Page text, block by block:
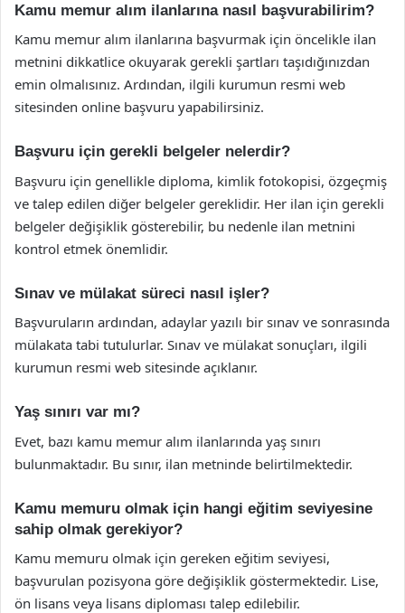
Kamu memur alım ilanlarına nasıl başvurabilirim?
Kamu memur alım ilanlarına başvurmak için öncelikle ilan
metnini dikkatlice okuyarak gerekli şartları taşıdığınızdan
emin olmalısınız. Ardından, ilgili kurumun resmi web
sitesinden online başvuru yapabilirsiniz.
Başvuru için gerekli belgeler nelerdir?
Başvuru için genellikle diploma, kimlik fotokopisi, özgeçmiş
ve talep edilen diğer belgeler gereklidir. Her ilan için gerekli
belgeler değişiklik gösterebilir, bu nedenle ilan metnini
kontrol etmek önemlidir.
Sınav ve mülakat süreci nasıl işler?
Başvuruların ardından, adaylar yazılı bir sınav ve sonrasında
mülakata tabi tutulurlar. Sınav ve mülakat sonuçları, ilgili
kurumun resmi web sitesinde açıklanır.
Yaş sınırı var mı?
Evet, bazı kamu memur alım ilanlarında yaş sınırı
bulunmaktadır. Bu sınır, ilan metninde belirtilmektedir.
Kamu memuru olmak için hangi eğitim seviyesine
sahip olmak gerekiyor?
Kamu memuru olmak için gereken eğitim seviyesi,
başvurulan pozisyona göre değişiklik göstermektedir. Lise,
ön lisans veya lisans diploması talep edilebilir.